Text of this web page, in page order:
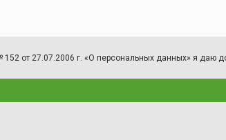
от 27.07.2006 г. «О персональных данных» я даю